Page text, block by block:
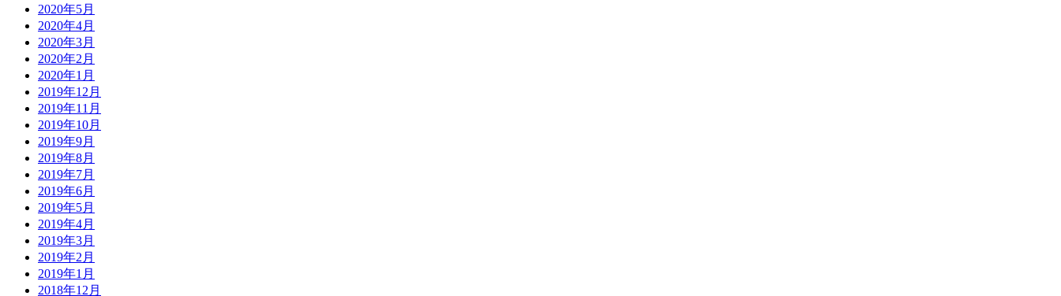
2020年5月
2020年4月
2020年3月
2020年2月
2020年1月
2019年12月
2019年11月
2019年10月
2019年9月
2019年8月
2019年7月
2019年6月
2019年5月
2019年4月
2019年3月
2019年2月
2019年1月
2018年12月